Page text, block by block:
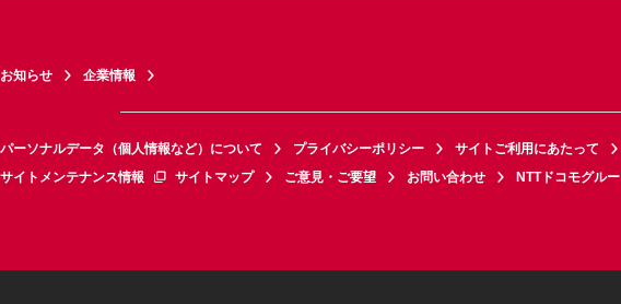
お知らせ 企業情報
パーソナルデータ（個人情報など）について プライバシーポリシー サイトご利用にあたって
サイトメンテナンス情報
サイトマップ ご意見・ご要望 お問い合わせ NTTドコモグル